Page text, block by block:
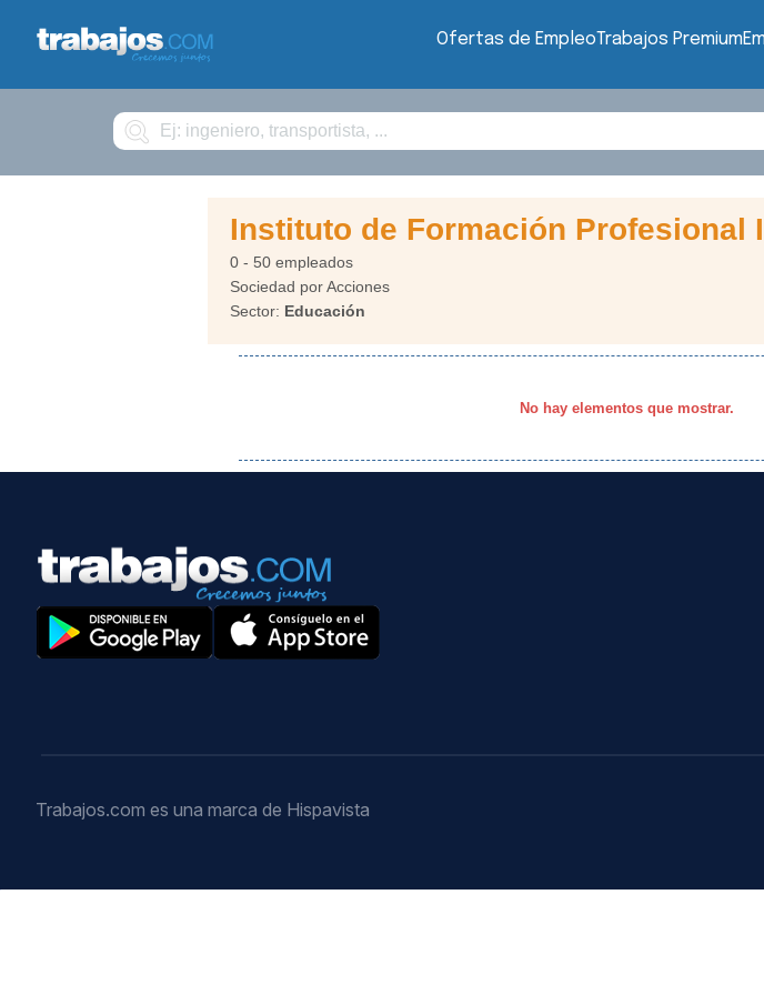
Ofertas de EmpleoTrabajos Premium
Buscar
Instituto de Formación Profesional
0 - 50 empleados
Sociedad por Acciones
Sector: Educación
No hay elementos que mostrar.
Trabajos.com es una marca de Hispavista